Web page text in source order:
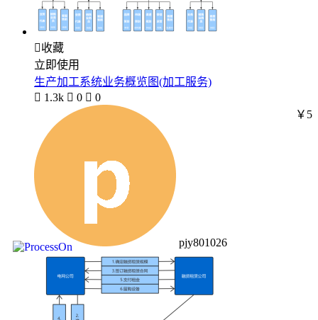
收藏
立即使用
生产加工系统业务概览图(加工服务)
 1.3k  0  0
pjy801026
￥5